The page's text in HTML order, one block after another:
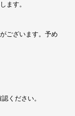
ます。
ございます。予め
ください。